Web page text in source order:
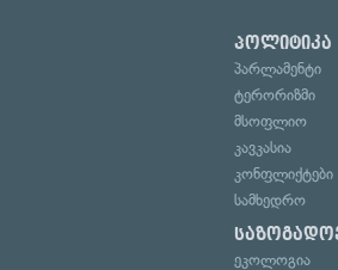
პოლიტიკა
პარლამენტი
ტერორიზმი
მსოფლიო
კავკასია
კონფლიქტები
სამხედრო
ეკოლოგია